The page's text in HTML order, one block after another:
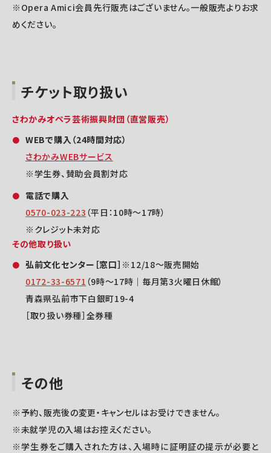
※Opera Amici会員先行販売はございません。一般販売よりお求
めください。
チケット取り扱い
さわかみオペラ芸術振興財団（直営販売）
WEBで購入（24時間対応）
さわかみWEBサービス
※学生券、賛助会員割対応
電話で購入
0570-023-223 （平日：10時～17時）
※クレジット未対応
その他取り扱い
弘前文化センター［窓口］ ※12/18～販売開始
0172-33-6571 （9時～17時｜毎月第3火曜日休館）
青森県弘前市下白銀町19-4
［取り扱い券種］全券種
その他
※予約、販売後の変更・キャンセルはお受けできません。
※未就学児の入場はお控えください。
※学生券をご購入された方は、入場時に証明証の提示が必要と